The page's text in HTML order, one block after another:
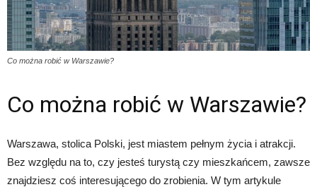
Co można robić w Warszawie?
Co można robić w Warszawie?
Warszawa, stolica Polski, jest miastem pełnym życia i atrakcji.
Bez względu na to, czy jesteś turystą czy mieszkańcem, zawsze
znajdziesz coś interesującego do zrobienia. W tym artykule